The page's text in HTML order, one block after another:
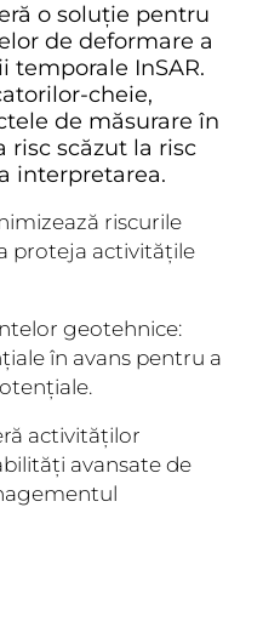
o soluție pentru
de deformare a
temporale InSAR.
cheie,
de măsurare în
risc scăzut la risc
interpretarea.
riscurile
proteja activitățile
geotehnice:
în avans pentru a
activităților
avansate de